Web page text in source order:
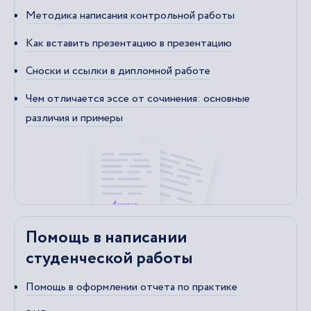
Методика написания контрольной работы
Как вставить презентацию в презентацию
Сноски и ссылки в дипломной работе
Чем отличается эссе от сочинения: основные
различия и примеры
Помощь в написании
студенческой работы
Помощь в оформлении отчета по практике